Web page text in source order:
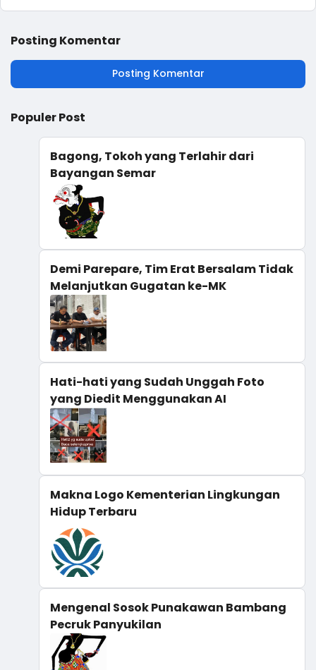
Posting Komentar
Posting Komentar
Populer Post
Bagong, Tokoh yang Terlahir dari
Bayangan Semar
Demi Parepare, Tim Erat Bersalam Tidak
Melanjutkan Gugatan ke-MK
Hati-hati yang Sudah Unggah Foto
yang Diedit Menggunakan AI
Makna Logo Kementerian Lingkungan
Hidup Terbaru
Mengenal Sosok Punakawan Bambang
Pecruk Panyukilan